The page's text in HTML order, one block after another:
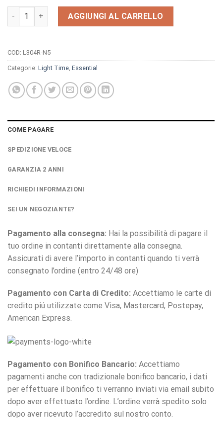
Orologio Light Time Essential L304R-N5 quantità
AGGIUNGI AL CARRELLO
COD: L304R-N5
Categorie: Light Time Essential
COME PAGARE
SPEDIZIONE VELOCE
GARANZIA 2 ANNI
RICHIEDI INFORMAZIONI
SEI UN NEGOZIANTE?
Pagamento alla consegna: Hai la possibilità di pagare il
tuo ordine in contanti direttamente alla consegna.
Assicurati di avere l’importo in contanti quando ti verrà
consegnato l’ordine (entro 24/48 ore)
Pagamento con Carta di Credito: Accettiamo le carte di
credito piú utilizzate come Visa, Mastercard, Postepay,
American Express.
Pagamento con Bonifico Bancario: Accettiamo
pagamenti anche con tradizionale bonifico bancario, i dati
per effettuare il bonifico ti verranno inviati via email subito
dopo aver effettuato l’ordine. L’ordine verrà spedito solo
dopo aver ricevuto l’accredito sul nostro conto.